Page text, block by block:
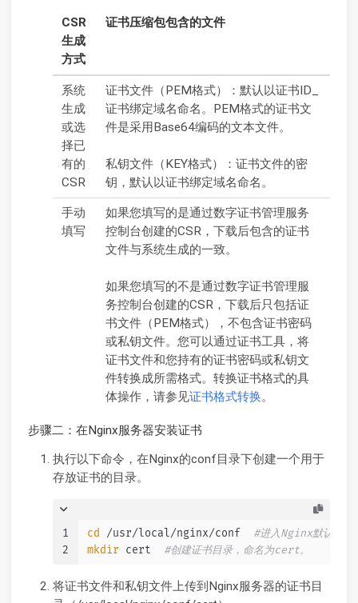
CSR
生成
方式
证书压缩包包含的文件
系统
生成
或选
择已
有的
CSR
证书文件（PEM格式）：默认以证书ID_
证书绑定域名命名。PEM格式的证书文
件是采用Base64编码的文本文件。
私钥文件（KEY格式）：证书文件的密
钥，默认以证书绑定域名命名。
手动
填写
如果您填写的是通过数字证书管理服务
控制台创建的CSR，下载后包含的证书
文件与系统生成的一致。
如果您填写的不是通过数字证书管理服
务控制台创建的CSR，下载后只包括证
书文件（PEM格式），不包含证书密码
或私钥文件。您可以通过证书工具，将
证书文件和您持有的证书密码或私钥文
件转换成所需格式。转换证书格式的具
体操作，请参见证书格式转换。
步骤二：在Nginx服务器安装证书
执行以下命令，在Nginx的conf目录下创建一个用于
存放证书的目录。
1
2
cd /usr/local/nginx/conf #进入Nginx默认配置
mkdir cert #创建证书目录，命名为cert。
将证书文件和私钥文件上传到Nginx服务器的证书目